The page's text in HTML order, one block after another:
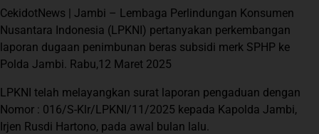
CekidotNews | Jambi – Lembaga Perlindungan Konsumen
Nusantara Indonesia (LPKNI) pertanyakan perkembangan
laporan dugaan penimbunan beras subsidi merk SPHP ke
Polda Jambi. Rabu,12 Maret 2025
LPKNI telah melayangkan surat laporan pengaduan dengan
Nomor : 016/S-Klr/LPKNI/11/2025 kepada Kapolda Jambi,
Irjen Rusdi Hartono, pada awal bulan lalu.